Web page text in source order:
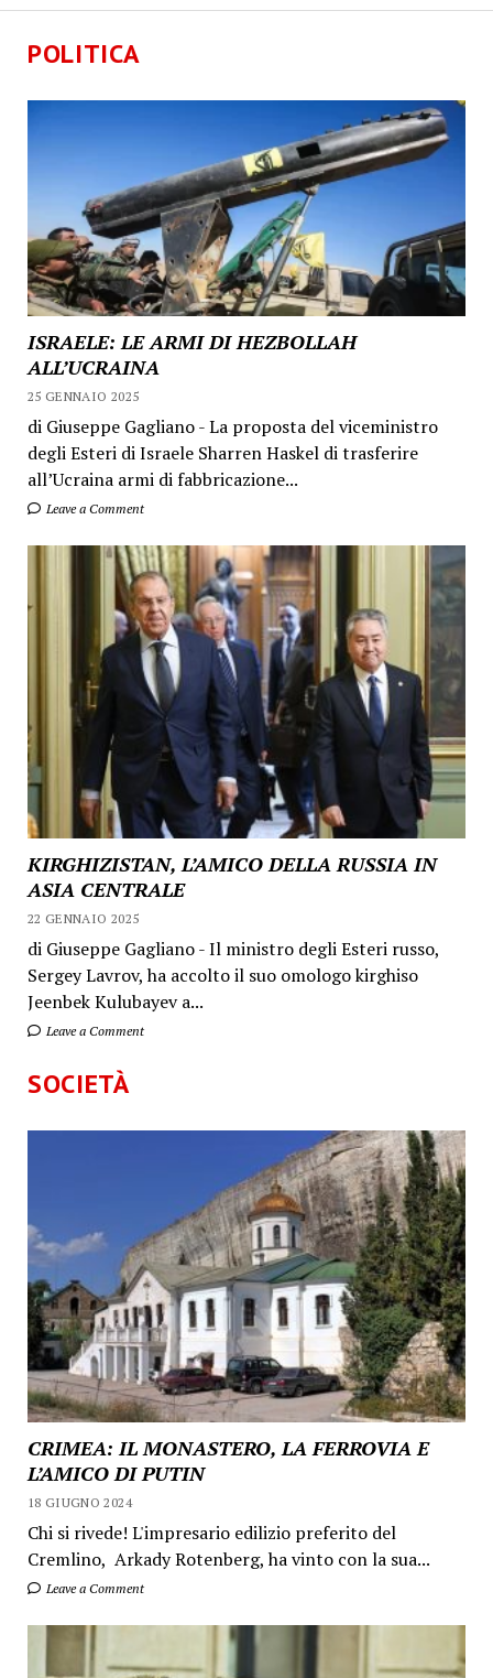
POLITICA
ISRAELE: LE ARMI DI HEZBOLLAH
ALL’UCRAINA
25 GENNAIO 2025
di Giuseppe Gagliano - La proposta del viceministro
degli Esteri di Israele Sharren Haskel di trasferire
all’Ucraina armi di fabbricazione...
Leave a Comment
KIRGHIZISTAN, L’AMICO DELLA RUSSIA IN
ASIA CENTRALE
22 GENNAIO 2025
di Giuseppe Gagliano - Il ministro degli Esteri russo,
Sergey Lavrov, ha accolto il suo omologo kirghiso
Jeenbek Kulubayev a...
Leave a Comment
SOCIETÀ
CRIMEA: IL MONASTERO, LA FERROVIA E
L’AMICO DI PUTIN
18 GIUGNO 2024
Chi si rivede! L'impresario edilizio preferito del
Cremlino, Arkady Rotenberg, ha vinto con la sua...
Leave a Comment